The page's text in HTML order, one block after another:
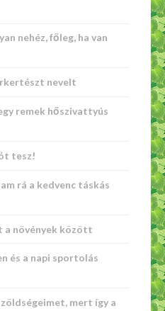
nehéz, főleg, ha van
nevelt
remek hőszivattyús
tesz!
rá a kedvenc táskás
a növények között
és a napi sportolás
mert így a